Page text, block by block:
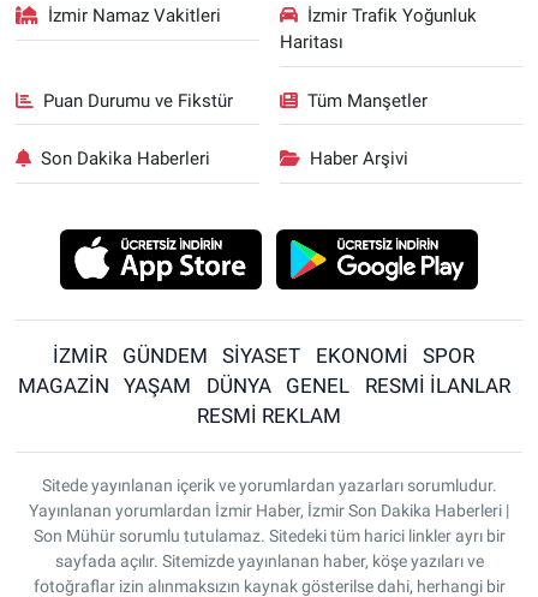
İzmir Namaz Vakitleri
İzmir Trafik Yoğunluk
Haritası
Puan Durumu ve Fikstür Tüm Manşetler
Son Dakika Haberleri Haber Arşivi
İZMİR GÜNDEM SİYASET EKONOMİ
SPOR
MAGAZİN
YAŞAM DÜNYA GENEL
RESMİ İLANLAR
RESMİ REKLAM
Sitede yayınlanan içerik ve yorumlardan yazarları sorumludur.
Yayınlanan yorumlardan İzmir Haber, İzmir Son Dakika Haberleri |
Son Mühür sorumlu tutulamaz. Sitedeki tüm harici linkler ayrı bir
sayfada açılır. Sitemizde yayınlanan haber, köşe yazıları ve
fotoğraflar izin alınmaksızın kaynak gösterilse dahi, herhangi bir